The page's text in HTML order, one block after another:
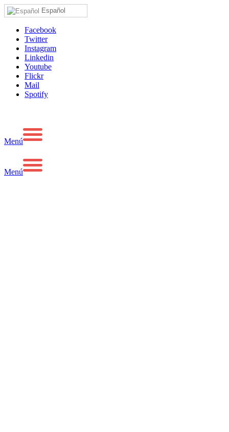
Español
Facebook
Twitter
Instagram
Linkedin
Youtube
Flickr
Mail
Spotify
Menú
Menú